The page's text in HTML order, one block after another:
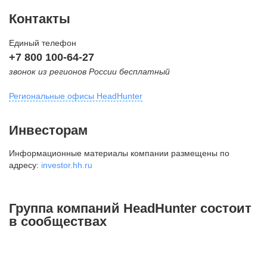
Контакты
Единый телефон
+7 800 100-64-27
звонок из регионов России бесплатный
Региональные офисы HeadHunter
внутригородская территория
Муниципальный округ Тверской,
2-я Брестская ул., д. 48,
+7 495 980-64-27
Инвесторам
Информационные материалы компании размещены по
адресу: investor.hh.ru
Группа компаний HeadHunter состоит
в сообществах